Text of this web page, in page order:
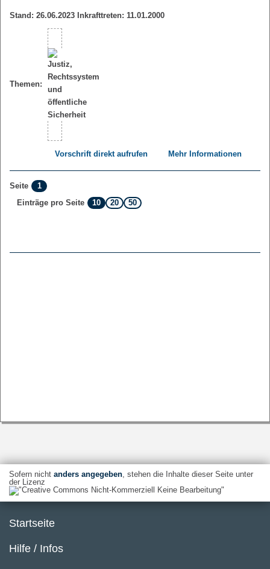
Stand: 26.06.2023 Inkrafttreten: 11.01.2000
Themen:
Vorschrift direkt aufrufen Mehr Informationen
Seite
1
Einträge pro Seite
10 20 50
Sofern nicht anders angegeben, stehen die Inhalte dieser Seite unter
der Lizenz
Startseite
Hilfe / Infos